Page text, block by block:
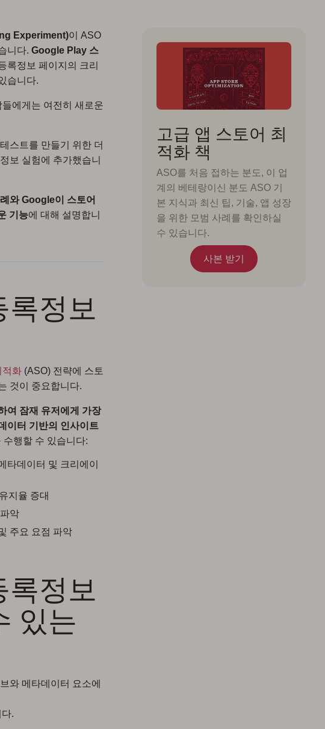
Experiment)이 ASO
니다. Google Play 스
록정보 페이지의 크리
습니다.
에게는 여전히 새로운
스트를 만들기 위한 더
보 실험에 추가했습니
와 Google이 스토어
기능에 대해 설명합니
록정보
적화 (ASO) 전략에 스토
것이 중요합니다.
여 잠재 유저에게 가장
이터 기반의 인사이트
행할 수 있습니다:
타데이터 및 크리에이
지율 증대
악
주요 요점 파악
록정보
있는
와 메타데이터 요소에
.
고급 앱 스토어 최
적화 책
ASO를 처음 접하는 분도, 이 업
계의 베테랑이신 분도 ASO 기
본 지식과 최신 팁, 기술, 앱 성장
을 위한 모범 사례를 확인하실
수 있습니다.
사본 받기